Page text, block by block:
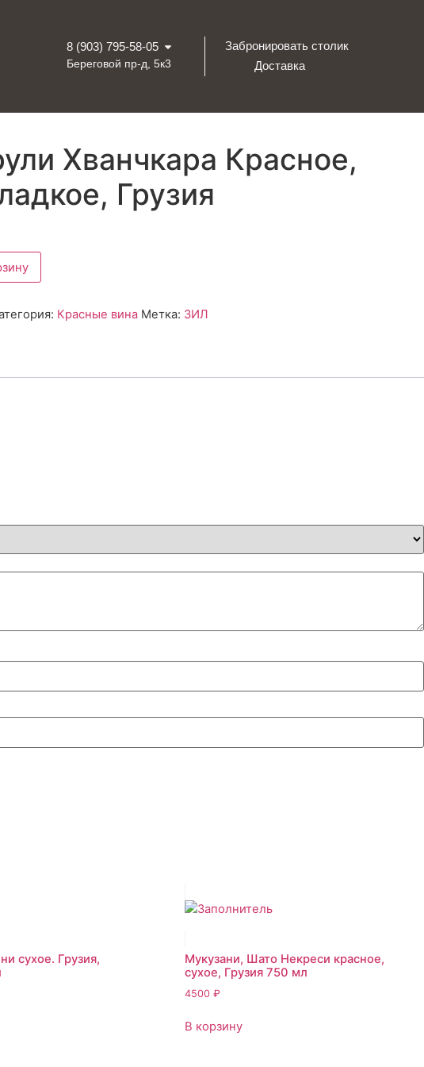
8 (903) 795-58-05
Береговой пр-д, 5к3
Забронировать столик
Доставка
Хванчкара Красное,
Грузия
Красные вина Метка: ЗИЛ
сухое. Грузия,
Мукузани, Шато Некреси красное,
сухое, Грузия 750 мл
4500₽
В корзину